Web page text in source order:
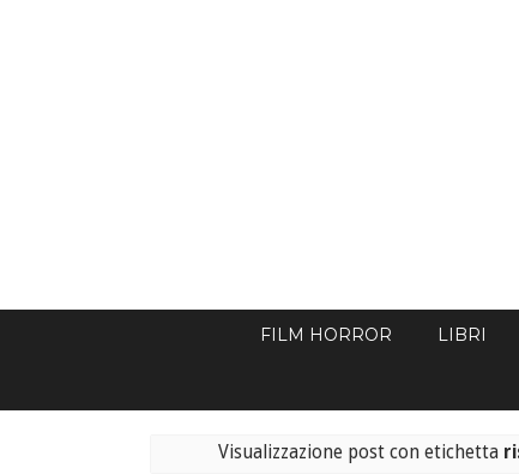
FILM HORROR LIBRI
Visualizzazione post con etichetta